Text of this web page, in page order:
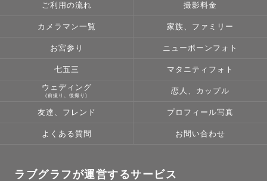
ご利用の流れ 撮影料金
カメラマン一覧 家族、ファミリー
お宮参り ニューボーンフォト
七五三 マタニティフォト
ウェディング
(前撮り、後撮り)
恋人、カップル
友達、フレンド プロフィール写真
よくある質問 お問い合わせ
ラブグラフが運営するサービス